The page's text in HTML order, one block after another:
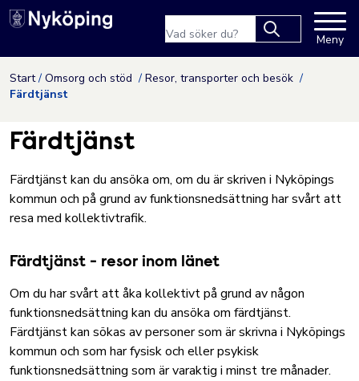
Hoppa till innehåll
Nyköpings kommuns
results.
Meny
Start Omsorg och stöd
Resor, transporter och besök
Färdtjänst
Färdtjänst
Färdtjänst kan du ansöka om, om du är skriven i Nyköpings
kommun och på grund av funktionsnedsättning har svårt att
resa med kollektivtrafik.
Färdtjänst - resor inom länet
Om du har svårt att åka kollektivt på grund av någon
funktionsnedsättning kan du ansöka om färdtjänst.
Färdtjänst kan sökas av personer som är skrivna i Nyköpings
kommun och som har fysisk och eller psykisk
funktionsnedsättning som är varaktig i minst tre månader.